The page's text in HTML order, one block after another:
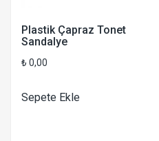
Plastik Çapraz Tonet
Sandalye
₺ 0,00
Sepete Ekle